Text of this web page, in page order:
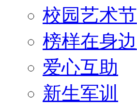
校园艺术节
榜样在身边
爱心互助
新生军训